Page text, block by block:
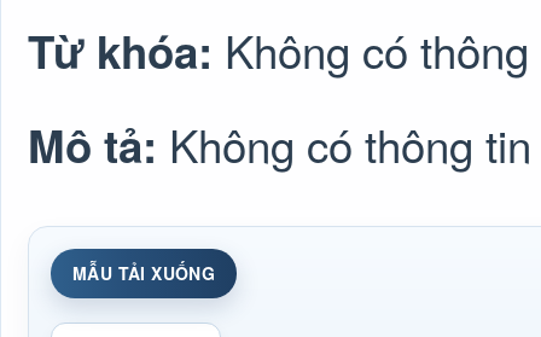
Từ khóa: Không có
Mô tả: Không có thông tin
MẪU TẢI XUỐNG